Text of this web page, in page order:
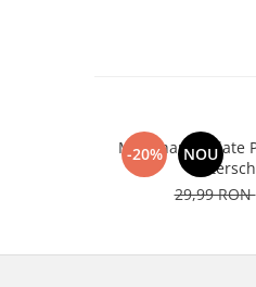
de
-20% NOU
MagChange Plate
29,99 RON